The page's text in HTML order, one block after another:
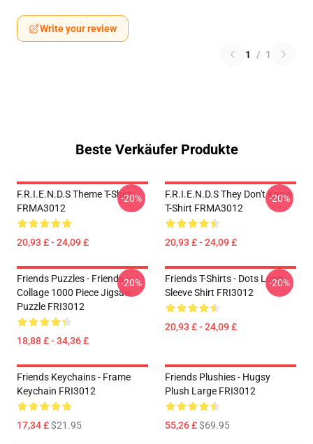
Write your review
1 / 1
Beste Verkäufer Produkte
F.R.I.E.N.D.S Theme T-Shirt
FRMA3012
20,93 £ - 24,09 £
-20%
F.R.I.E.N.D.S They Don't Know
T-Shirt FRMA3012
20,93 £ - 24,09 £
-20%
Friends Puzzles - Friends
Collage 1000 Piece Jigsaw
Puzzle FRI3012
18,88 £ - 34,36 £
-20%
Friends T-Shirts - Dots Long
Sleeve Shirt FRI3012
20,93 £ - 24,09 £
-20%
Friends Keychains - Frame
Keychain FRI3012
17,34 £$21.95
Friends Plushies - Hugsy
Plush Large FRI3012
55,26 £$69.95